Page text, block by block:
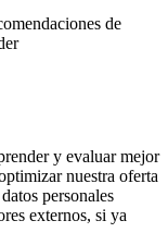
de
y evaluar mejor
nuestra oferta
personales
externos, si ya